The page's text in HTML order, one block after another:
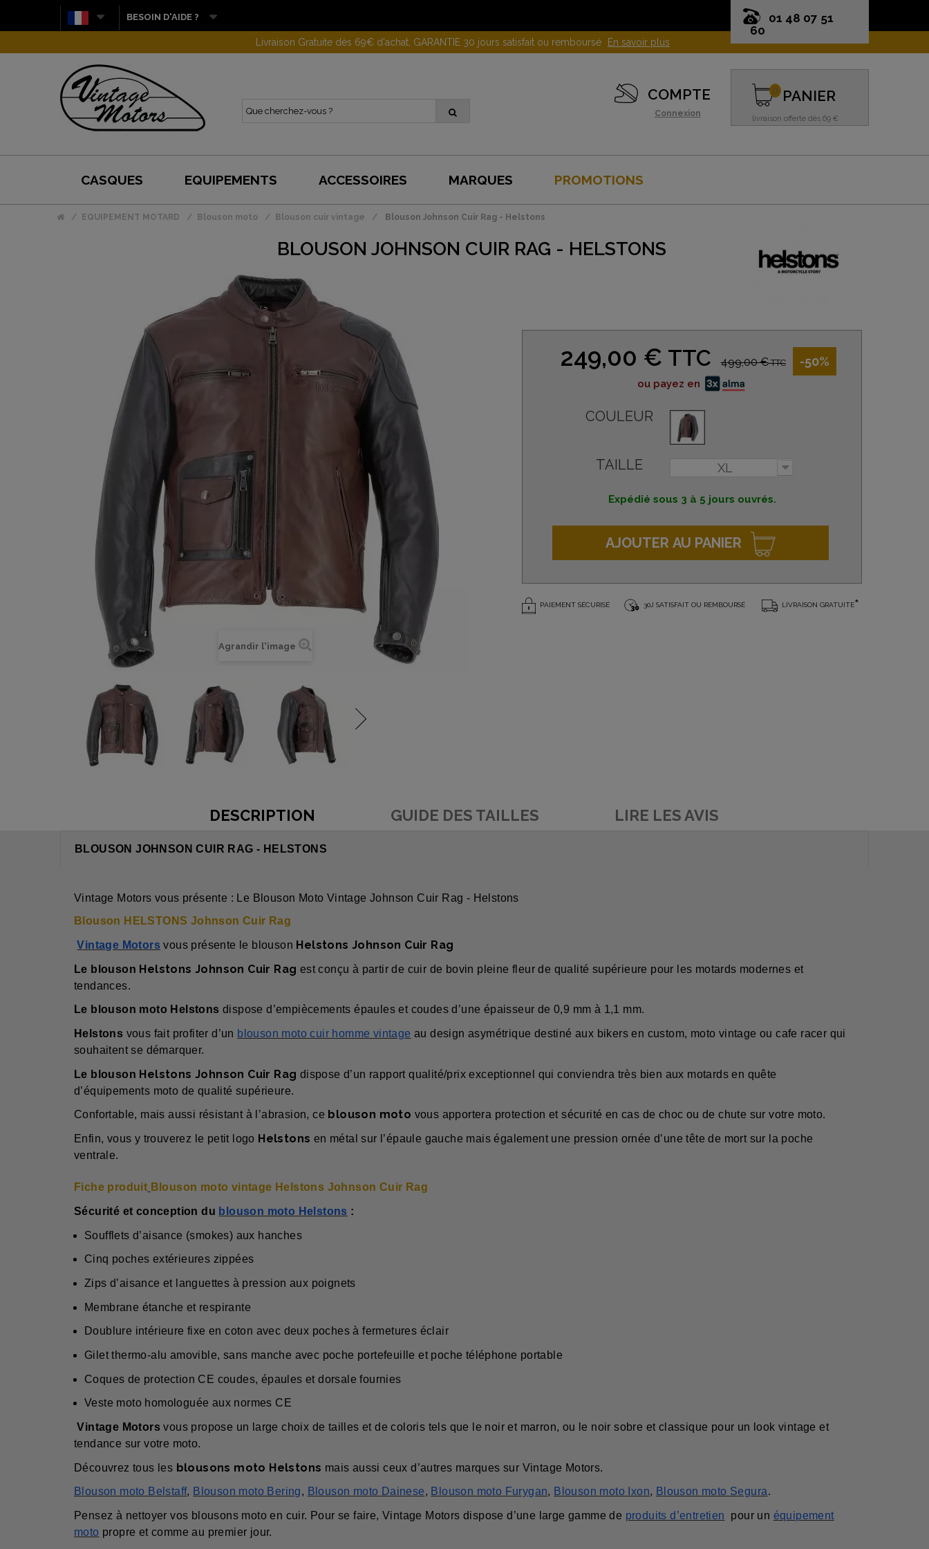
01 48 07 51
60
BESOIN D'AIDE ?
Gagnez 10 euros en parrainant un proche ! En savoir plus
COMPTE
Connexion
PANIER
livraison offerte dès 69 €
0
CASQUES EQUIPEMENTS ACCESSOIRES MARQUES PROMOTIONS
EQUIPEMENT MOTARD Blouson moto Blouson cuir vintage Blouson Johnson Cuir Rag - Helstons
BLOUSON JOHNSON CUIR RAG - HELSTONS
Agrandir l'image
249,00 € TTC 499,00 €TTC -50%
ou payez en
COULEUR
TAILLE XL
Expédié sous 3 à 5 jours ouvrés.
AJOUTER AU PANIER
PAIEMENT SÉCURISÉ 30J SATISFAIT OU REMBOURSÉ LIVRAISON GRATUITE*
DESCRIPTION GUIDE DES TAILLES LIRE LES AVIS
BLOUSON JOHNSON CUIR RAG - HELSTONS
Vintage Motors vous présente : Le Blouson Moto Vintage Johnson Cuir Rag - Helstons
Blouson HELSTONS Johnson Cuir Rag
Vintage Motors vous présente le blouson Helstons Johnson Cuir Rag
Le blouson Helstons Johnson Cuir Rag est conçu à partir de cuir de bovin pleine fleur de qualité supérieure pour les motards modernes et
tendances.
Le blouson moto Helstons dispose d’empiècements épaules et coudes d’une épaisseur de 0,9 mm à 1,1 mm.
Helstons vous fait profiter d’un blouson moto cuir homme vintage au design asymétrique destiné aux bikers en custom, moto vintage ou cafe racer qui
souhaitent se démarquer.
Le blouson Helstons Johnson Cuir Rag dispose d’un rapport qualité/prix exceptionnel qui conviendra très bien aux motards en quête
d’équipements moto de qualité supérieure.
Confortable, mais aussi résistant à l’abrasion, ce blouson moto vous apportera protection et sécurité en cas de choc ou de chute sur votre moto.
Enfin, vous y trouverez le petit logo Helstons en métal sur l’épaule gauche mais également une pression ornée d’une tête de mort sur la poche
ventrale.
Fiche produit Blouson moto vintage Helstons Johnson Cuir Rag
Sécurité et conception du blouson moto Helstons :
Soufflets d’aisance (smokes) aux hanches
Cinq poches extérieures zippées
Zips d’aisance et languettes à pression aux poignets
Membrane étanche et respirante
Doublure intérieure fixe en coton avec deux poches à fermetures éclair
Gilet thermo-alu amovible, sans manche avec poche portefeuille et poche téléphone portable
Coques de protection CE coudes, épaules et dorsale fournies
Veste moto homologuée aux normes CE
Vintage Motors vous propose un large choix de tailles et de coloris tels que le noir et marron, ou le noir sobre et classique pour un look vintage et
tendance sur votre moto.
Découvrez tous les blousons moto Helstons mais aussi ceux d’autres marques sur Vintage Motors.
Blouson moto Belstaff, Blouson moto Bering, Blouson moto Dainese, Blouson moto Furygan, Blouson moto Ixon, Blouson moto Segura.
Pensez à nettoyer vos blousons moto en cuir. Pour se faire, Vintage Motors dispose d’une large gamme de produits d’entretien pour un équipement
moto propre et comme au premier jour.